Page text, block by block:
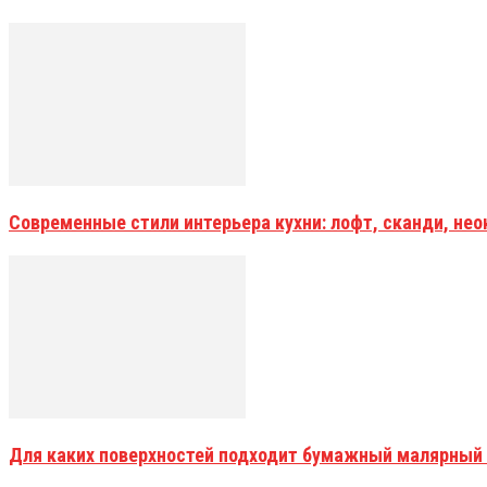
Современные стили интерьера кухни: лофт, сканди,
Для каких поверхностей подходит бумажный малярный